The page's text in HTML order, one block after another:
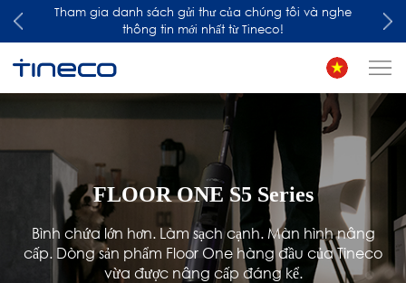
Tham gia danh sách gửi thư của chúng tôi và nghe
thông tin mới nhất từ Tineco!
FLOOR ONE S5 Series
Bình chứa lớn hơn. Làm sạch cạnh. Màn hình nâng
cấp. Dòng sản phẩm Floor One hàng đầu của Tineco
vừa được nâng cấp đáng kể.